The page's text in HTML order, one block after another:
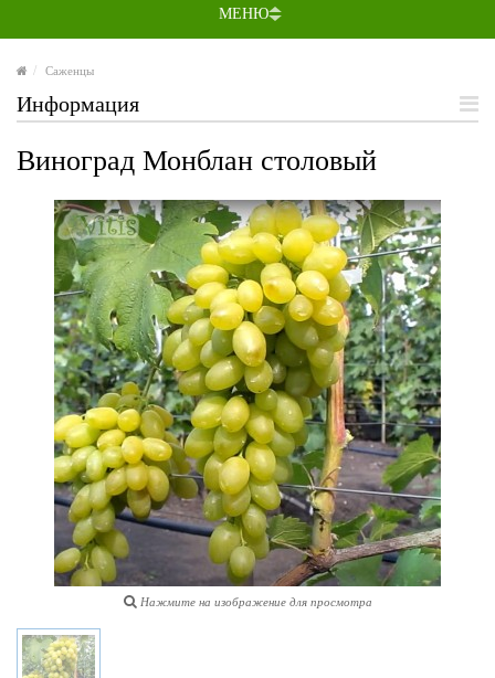
МЕНЮ
Саженцы
Информация
Виноград Монблан столовый
Нажмите на изображение для просмотра